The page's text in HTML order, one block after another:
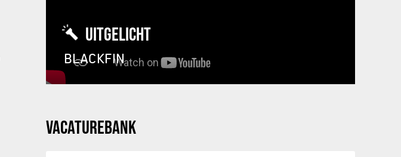
UITGELICHT
BLACKFIN
VACATUREBANK